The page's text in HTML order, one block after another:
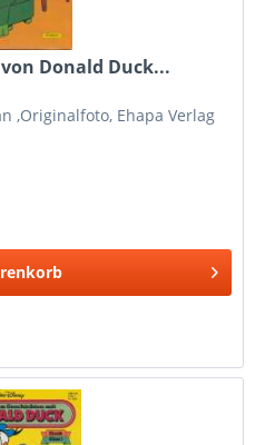
Donald Duck...
,Originalfoto, Ehapa Verlag